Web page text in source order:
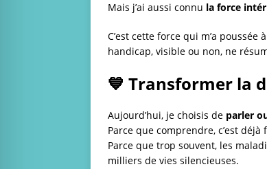
Mais j’ai aussi connu la force
C’est cette force qui m’a poussée
handicap, visible ou non, ne
💙 Transformer la
Aujourd’hui, je choisis de parler
Parce que comprendre, c’est
Parce que trop souvent, les
milliers de vies silencieuses.